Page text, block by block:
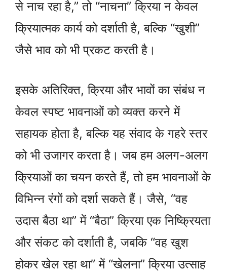
से नाच रहा है,” तो “नाचना” क्रिया न केवल
क्रियात्मक कार्य को दर्शाती है, बल्कि “खुशी”
जैसे भाव को भी प्रकट करती है।
इसके अतिरिक्त, क्रिया और भावों का संबंध न
केवल स्पष्ट भावनाओं को व्यक्त करने में
सहायक होता है, बल्कि यह संवाद के गहरे स्तर
को भी उजागर करता है। जब हम अलग-अलग
क्रियाओं का चयन करते हैं, तो हम भावनाओं के
विभिन्न रंगों को दर्शा सकते हैं। जैसे, “वह
उदास बैठा था” में “बैठा” क्रिया एक निष्क्रियता
और संकट को दर्शाती है, जबकि “वह खुश
होकर खेल रहा था” में “खेलना” क्रिया उत्साह